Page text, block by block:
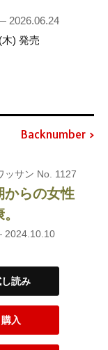
2026.06.24
) 発売
Backnumber
ッサン No. 1127
からの女性
2024.10.10
読み
購入